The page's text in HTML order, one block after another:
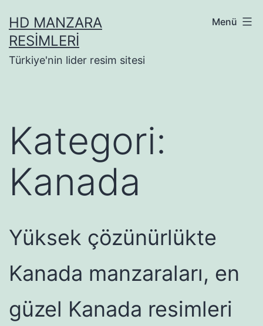
geçHD MANZARA
RESIMLERI
Türkiye'nin lider resim sitesi
Menü
Kategori:
Kanada
Yüksek çözünürlükte
Kanada manzaraları, en
güzel Kanada resimleri